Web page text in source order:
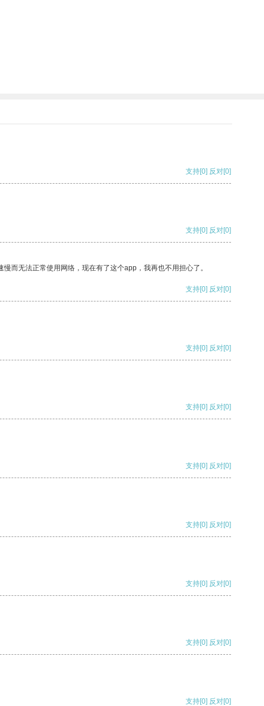
支持[0] 反对[0]
支持[0] 反对[0]
而无法正常使用网络，现在有了这个app，我再也不用担心了。
支持[0] 反对[0]
支持[0] 反对[0]
支持[0] 反对[0]
支持[0] 反对[0]
支持[0] 反对[0]
支持[0] 反对[0]
支持[0] 反对[0]
支持[0] 反对[0]